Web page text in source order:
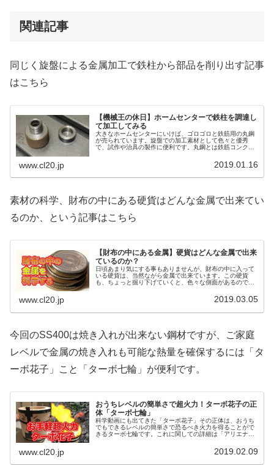
関連記事
同じく旋盤による金属加工で鉄柱から部品を削り出す記事
はこちら
【機械王の休日】ホームセンターで鉄柱を調達し
て加工してみる
大きなホームセンターにいけば、ゴロゴロと鉄筋用の丸鋼
が売られています。旋盤での加工素材として色々と優秀
で、試作や治具の製作に便利です。丸鋼とは鉄筋コンクリ
www.cl20.jp 2019.01.16
素材の科学、財布の中にある硬貨はどんな金属で出来てい
るのか、という記事はこちら
【財布の中にある金属】硬貨はどんな金属で出来
ているのか？
日頃あまり気にする事もありませんが、財布の中に入って
いる硬貨は、当然ながら金属で出来ています。この硬貨
も、ちょっと掘り下げていくと、色々な側面があるので、
www.cl20.jp 2019.03.05
今回のSS400は焼き入れが出来ない鋼材ですが、ご家庭
レベルで金属の焼き入れも可能な熱量を確保するには「タ
ーボ花子」こと「ターボ七輪」が便利です。
おうちレベルの簡単さで超火力！ターボ花子の正
体「ターボ七輪」
科学動画にも出てきた「ターボ花子」その正体は、おうち
でもできるレベルの簡単さで恐るべき火力を得ることがで
きるターボ七輪です。これに関しての詳細は「アリエナイ
www.cl20.jp 2019.02.09